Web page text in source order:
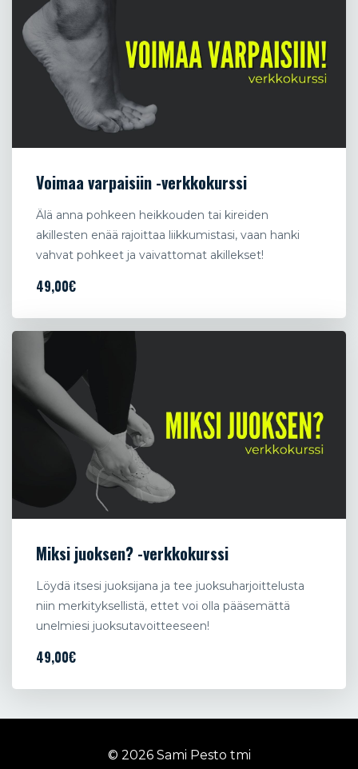
Voimaa varpaisiin -verkkokurssi
Älä anna pohkeen heikkouden tai kireiden
akillesten enää rajoittaa liikkumistasi, vaan hanki
vahvat pohkeet ja vaivattomat akillekset!
49,00€
Miksi juoksen? -verkkokurssi
Löydä itsesi juoksijana ja tee juoksuharjoittelusta
niin merkityksellistä, ettet voi olla pääsemättä
unelmiesi juoksutavoitteeseen!
49,00€
© 2026 Sami Pesto tmi